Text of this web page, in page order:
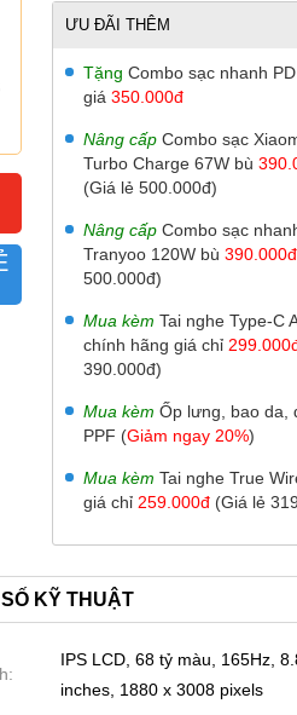
ƯU ĐÃI THÊM
Tặng Combo sạc nhanh
giá 350.000đ
Nâng cấp Combo sạc
Turbo Charge 67W bù
(Giá lẻ 500.000đ)
Nâng cấp Combo sạc
Tranyoo 120W bù 390.000đ
500.000đ)
Mua kèm Tai nghe Type-C
chính hãng giá chỉ
390.000đ)
Mua kèm Ốp lưng, bao da,
PPF (Giảm ngay 20%)
Mua kèm Tai nghe True
giá chỉ 259.000đ (Giá lẻ
KỸ THUẬT
IPS LCD, 68 tỷ màu, 165Hz,
inches, 1880 x 3008 pixels